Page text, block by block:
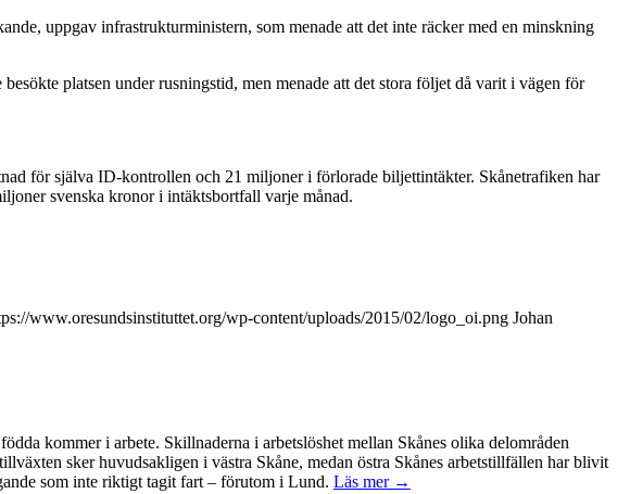
uppgav infrastrukturministern, som menade att det inte räcker med en minskning
platsen under rusningstid, men menade att det stora följet då varit i vägen för
för själva ID-kontrollen och 21 miljoner i förlorade biljettintäkter. Skånetrafiken har
svenska kronor i intäktsbortfall varje månad.
www.oresundsinstituttet.org/wp-content/uploads/2015/02/logo_oi.png Johan
kommer i arbete. Skillnaderna i arbetslöshet mellan Skånes olika delområden
sker huvudsakligen i västra Skåne, medan östra Skånes arbetstillfällen har blivit
som inte riktigt tagit fart – förutom i Lund. Läs mer →